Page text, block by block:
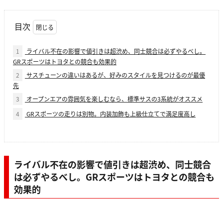
目次
1
ライバル不在の影響で値引きは超渋め、同士競合は必ずやるべし。
GRスポーツはトヨタとの競合も効果的
2
サスチューンの違いはあるが、好みのスタイルを見つけるのが最優
先
3
オープンエアの雰囲気を楽しむなら、標準サスの3系統がオススメ
4
GRスポーツの走りは別物。内装加飾も上級仕立てで満足度高し
ライバル不在の影響で値引きは超渋め、同士競合
は必ずやるべし。GRスポーツはトヨタとの競合も
効果的